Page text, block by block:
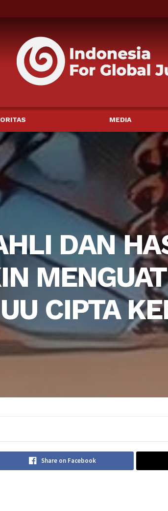
MEDIA
DAN
CIPTA
Share on Facebook